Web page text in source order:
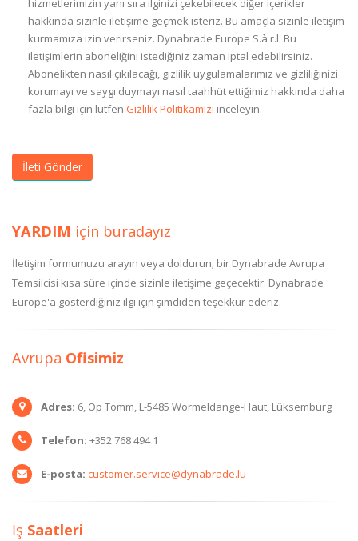
hizmetlerimizin yanı sıra ilginizi çekebilecek diğer içerikler
hakkında sizinle iletişime geçmek isteriz. Bu amaçla sizinle iletişim
kurmamıza izin verirseniz. Dynabrade Europe S.à r.l. Bu
iletişimlerin aboneliğini istediğiniz zaman iptal edebilirsiniz.
Abonelikten nasıl çıkılacağı, gizlilik uygulamalarımız ve gizliliğinizi
korumayı ve saygı duymayı nasıl taahhüt ettiğimiz hakkında daha
fazla bilgi için lütfen Gizlilik Politikamızı inceleyin.
YARDIM için buradayız
İletişim formumuzu arayın veya doldurun; bir Dynabrade Avrupa
Temsilcisi kısa süre içinde sizinle iletişime geçecektir. Dynabrade
Europe'a gösterdiğiniz ilgi için şimdiden teşekkür ederiz.
Avrupa Ofisimiz
Adres: 6, Op Tomm, L-5485 Wormeldange-Haut, Lüksemburg
Telefon: +352 768 494 1
E-posta: customer.service@dynabrade.lu
İş Saatleri